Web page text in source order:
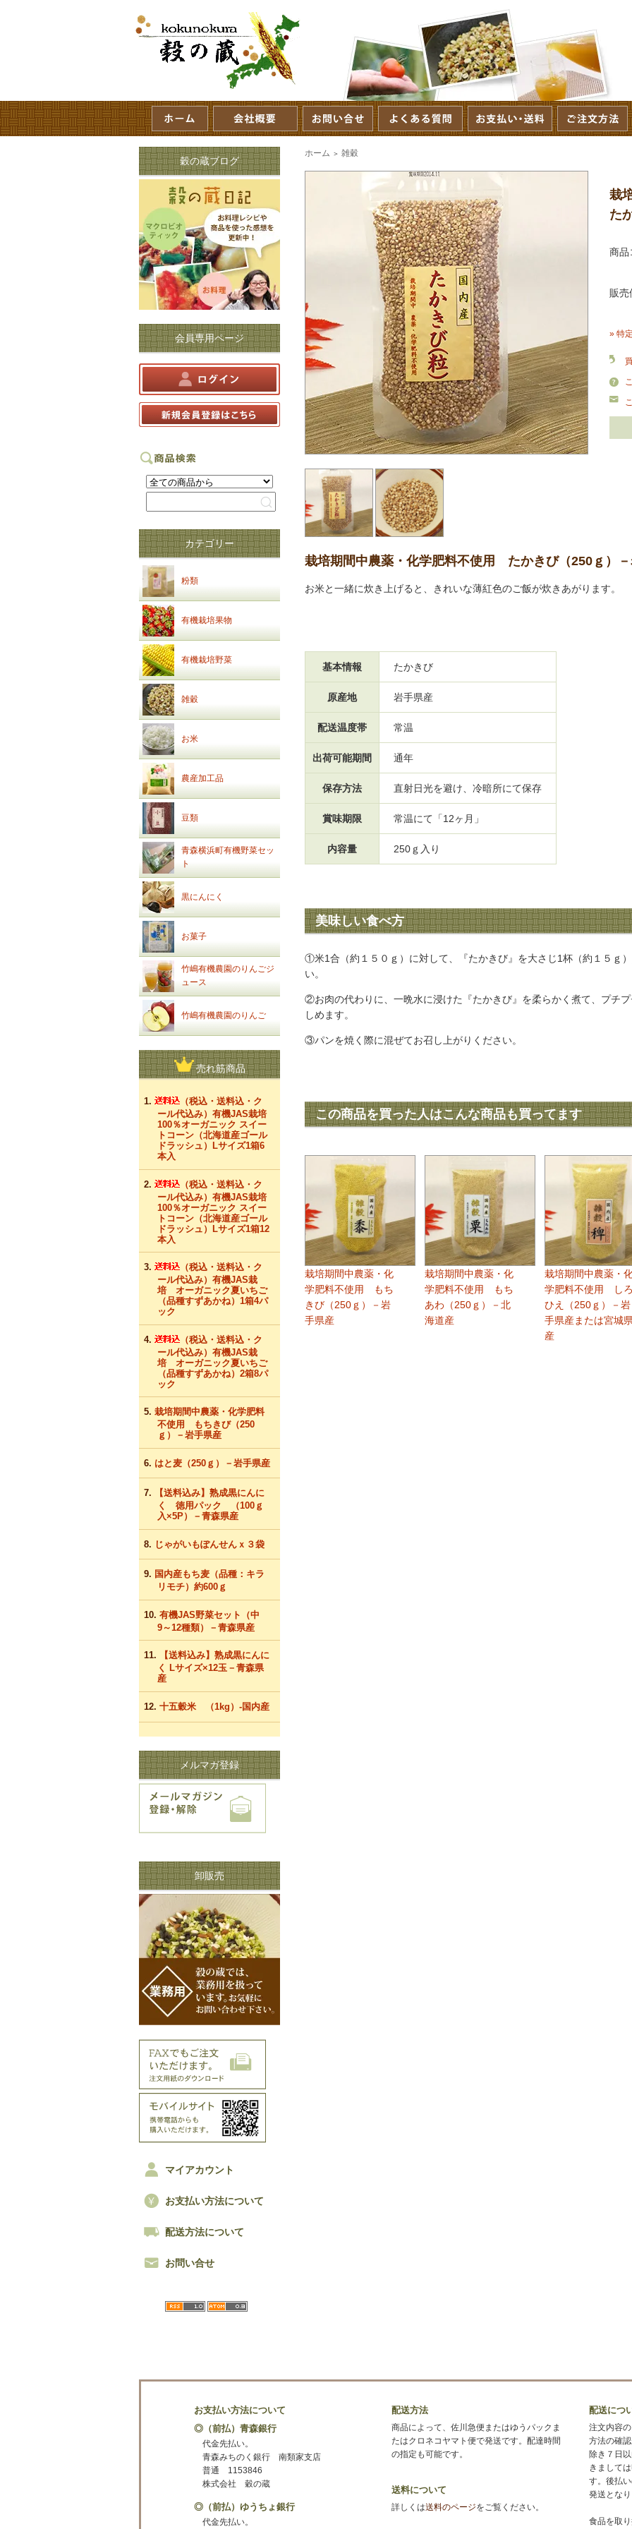
穀の蔵ブログ
会員専用ページ
カテゴリー
粉類
有機栽培果物
有機栽培野菜
雑穀
お米
農産加工品
豆類
青森横浜町有機野菜セッ
ト
黒にんにく
お菓子
竹嶋有機農園のりんごジ
ュース
竹嶋有機農園のりんご
売れ筋商品
（税込・送料込・ク
ール代込み）有機JAS栽培
100％オーガニック スイー
トコーン（北海道産ゴール
ドラッシュ）Lサイズ1箱6
本入
（税込・送料込・ク
ール代込み）有機JAS栽培
100％オーガニック スイー
トコーン（北海道産ゴール
ドラッシュ）Lサイズ1箱12
本入
（税込・送料込・ク
ール代込み）有機JAS栽
培 オーガニック夏いちご
（品種すずあかね）1箱4パ
ック
（税込・送料込・ク
ール代込み）有機JAS栽
培 オーガニック夏いちご
（品種すずあかね）2箱8パ
ック
栽培期間中農薬・化学肥料
不使用 もちきび（250
ｇ）－岩手県産
はと麦（250ｇ）－岩手県産
【送料込み】熟成黒にんに
く 徳用パック （100ｇ
入×5P）－青森県産
じゃがいもぽんせんｘ３袋
国内産もち麦（品種：キラ
リモチ）約600ｇ
有機JAS野菜セット（中
9～12種類）－青森県産
【送料込み】熟成黒にんに
く Lサイズ×12玉－青森県
産
十五穀米 （1kg）-国内産
メルマガ登録
卸販売
マイアカウント
お支払い方法について
配送方法について
お問い合せ
ホーム ＞ 雑穀
栽
た
商品
販売
» 特
栽培期間中農薬・化学肥料不使用 たかきび（250ｇ）
お米と一緒に炊き上げると、きれいな薄紅色のご飯が炊きあがります。
基本情報 たかきび
原産地 岩手県産
配送温度帯 常温
出荷可能期間 通年
保存方法 直射日光を避け、冷暗所にて保存
賞味期限 常温にて「12ヶ月」
内容量 250ｇ入り
美味しい食べ方
①米1合（約１５０ｇ）に対して、『たかきび』を大さじ1杯（約１５ｇ
い。
②お肉の代わりに、一晩水に浸けた『たかきび』を柔らかく煮て、プチ
しめます。
③パンを焼く際に混ぜてお召し上がりください。
この商品を買った人はこんな商品も買ってます
栽培期間中農薬・化
学肥料不使用 もち
きび（250ｇ）－岩
手県産
栽培期間中農薬・化
学肥料不使用 もち
あわ（250ｇ）－北
海道産
栽培期間中農薬・
学肥料不使用 しろ
ひえ（250ｇ）－岩
手県産または宮城県
産
お支払い方法について
◎（前払）青森銀行
代金先払い。
青森みちのく銀行 南類家支店
普通 1153846
株式会社 穀の蔵
◎（前払）ゆうちょ銀行
代金先払い。
配送方法
商品によって、佐川急便またはゆうパックま
たはクロネコヤマト便で発送です。配達時間
の指定も可能です。
送料について
詳しくは送料のページをご覧ください。
配送につ
注文内容
方法の確
除き７日
きまして
す。後払
発送とな
食品を取